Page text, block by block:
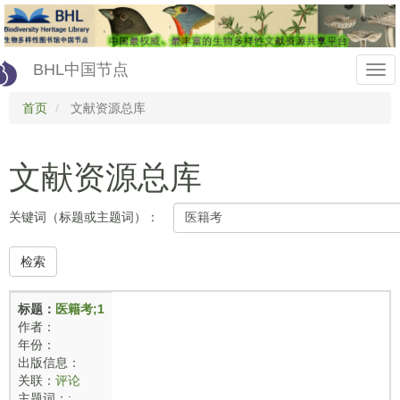
Skip
to
main
contentBHL中国节点
首页 文献资源总库
文献资源总库
关键词（标题或主题词）：
检索
标题： 医籍考;1
作者：
年份：
出版信息：
关联： 评论